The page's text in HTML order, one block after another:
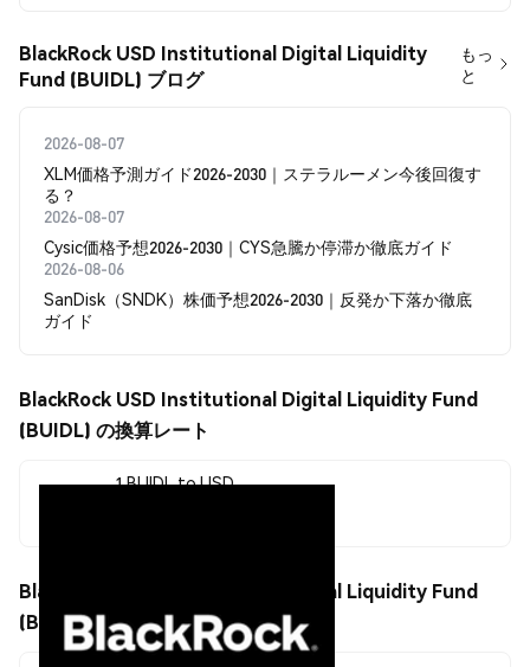
BlackRock USD Institutional Digital Liquidity
Fund (BUIDL) ブログ
もっ
と
2026-08-07
XLM価格予測ガイド2026-2030｜ステラルーメン今後回復す
る？
2026-08-07
Cysic価格予想2026-2030｜CYS急騰か停滞か徹底ガイド
2026-08-06
SanDisk（SNDK）株価予想2026-2030｜反発か下落か徹底
ガイド
BlackRock USD Institutional Digital Liquidity Fund
(BUIDL) の換算レート
1 BUIDL to USD
BlackRock USD Institutional Digital Liquidity Fund
(BUIDL) の価格変動